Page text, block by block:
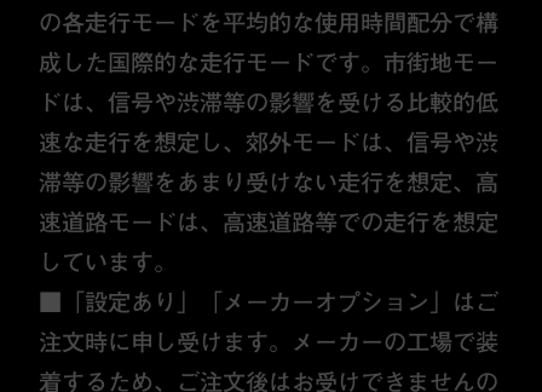
の各走行モードを平均的な使用時間配分で構
成した国際的な走行モードです。市街地モー
ドは、信号や渋滞等の影響を受ける比較的低
速な走行を想定し、郊外モードは、信号や渋
滞等の影響をあまり受けない走行を想定、高
速道路モードは、高速道路等での走行を想定
しています。
■「設定あり」「メーカーオプション」はご
注文時に申し受けます。メーカーの工場で装
着するため、ご注文後はお受けできませんの